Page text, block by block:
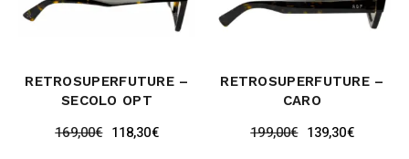
RETROSUPERFUTURE –
SECOLO OPT
169,00€ 118,30€
RETROSUPERFUTURE –
CARO
199,00€ 139,30€